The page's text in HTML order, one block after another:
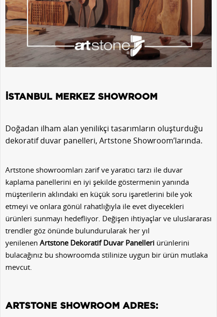
İSTANBUL MERKEZ SHOWROOM
Doğadan ilham alan yenilikçi tasarımların oluşturduğu
dekoratif duvar panelleri, Artstone Showroom’larında.
Artstone showroomları zarif ve yaratıcı tarzı ile duvar
kaplama panellerini en iyi şekilde göstermenin yanında
müşterilerin aklındaki en küçük soru işaretlerini bile yok
etmeyi ve onlara gönül rahatlığıyla ile evet diyecekleri
ürünleri sunmayı hedefliyor. Değişen ihtiyaçlar ve uluslararası
trendler göz önünde bulundurularak her yıl
yenilenen Artstone Dekoratif Duvar Panelleri ürünlerini
bulacağınız bu showroomda stilinize uygun bir ürün mutlaka
mevcut.
ARTSTONE SHOWROOM ADRES: